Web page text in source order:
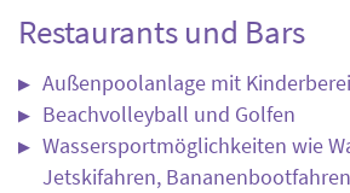
Restaurants und Bars
Außenpoolanlage mit
Beachvolleyball und Golfen
Wassersportmöglichkeiten wie
Jetskifahren,